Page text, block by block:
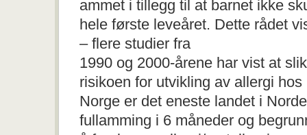
ammet i tillegg til at barnet ikke
hele første leveåret. Dette rådet
– flere studier fra
1990 og 2000-årene har vist at
risikoen for utvikling av allergi hos
Norge er det eneste landet i
fullamming i 6 måneder og